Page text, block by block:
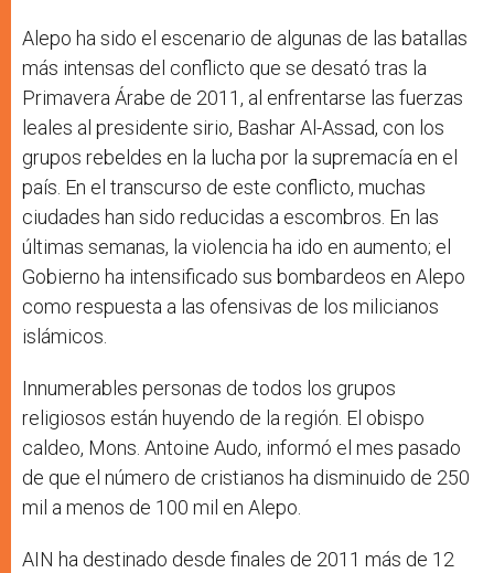
Alepo ha sido el escenario de algunas de las batallas
más intensas del conflicto que se desató tras la
Primavera Árabe de 2011, al enfrentarse las fuerzas
leales al presidente sirio, Bashar Al-Assad, con los
grupos rebeldes en la lucha por la supremacía en el
país. En el transcurso de este conflicto, muchas
ciudades han sido reducidas a escombros. En las
últimas semanas, la violencia ha ido en aumento; el
Gobierno ha intensificado sus bombardeos en Alepo
como respuesta a las ofensivas de los milicianos
islámicos.
Innumerables personas de todos los grupos
religiosos están huyendo de la región. El obispo
caldeo, Mons. Antoine Audo, informó el mes pasado
de que el número de cristianos ha disminuido de 250
mil a menos de 100 mil en Alepo.
AIN ha destinado desde finales de 2011 más de 12